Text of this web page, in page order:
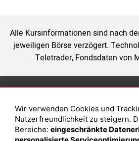
Alle Kursinformationen sind nach
jeweiligen Börse verzögert.
Teletrader, Fondsdaten von
Depot eröffnen
Depot vergleichen
Was
Wir verwenden Cookies und
Nutzerfreundlichkeit zu steigern.
Bereiche: eingeschränkte